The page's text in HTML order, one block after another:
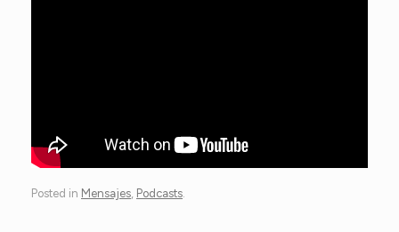
Posted in Mensajes, Podcasts.